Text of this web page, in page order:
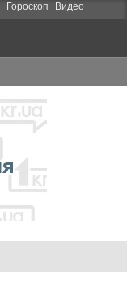
Гороскоп Видео